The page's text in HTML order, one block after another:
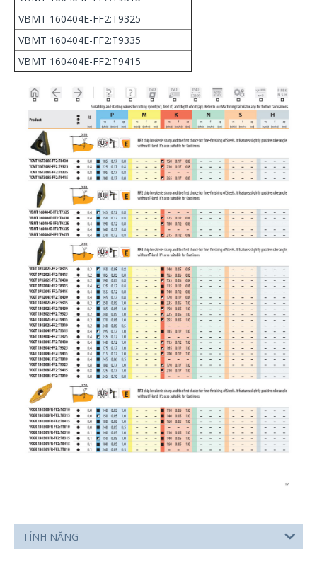
VBMT 160404E-FF2:T9325
VBMT 160404E-FF2:T9335
VBMT 160404E-FF2:T9415
TÍNH NĂNG